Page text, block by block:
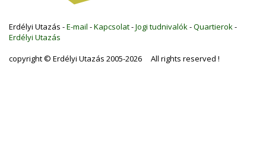
Erdélyi Utazás -E-mail -Kapcsolat-Jogi tudnivalók -Quartierok -
Erdélyi Utazás
copyright © Erdélyi Utazás 2005-2026 All rights reserved !